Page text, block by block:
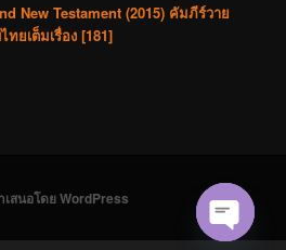
New Testament (2015) คัมภีร์วาย
ทยเต็มเรื่อง [181]
สนอโดย WordPress